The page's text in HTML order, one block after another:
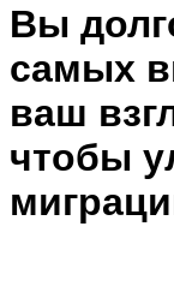
Вы
самых
ваш
чтобы